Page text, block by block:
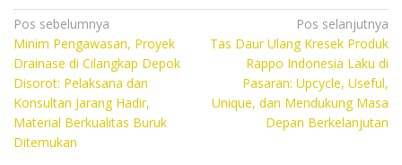
e
b
o
o
k
itt
er
at
s
A
p
p
y
n
Navigasi
pos
Pos sebelumnya
Minim Pengawasan, Proyek
Drainase di Cilangkap Depok
Disorot: Pelaksana dan
Konsultan Jarang Hadir,
Material Berkualitas Buruk
Ditemukan
Pos selanjutnya
Tas Daur Ulang Kresek Produk
Rappo Indonesia Laku di
Pasaran: Upcycle, Useful,
Unique, dan Mendukung Masa
Depan Berkelanjutan